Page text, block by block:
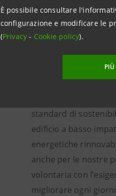
È possibile consultare
configurazione e modificare le
(Privacy- Cookie policy).
complessivamente
Supercentrale Esd
qualità a prezzi
Ora guarda al
all’apertura di 4
adeguare il format
Nel 2024
standard di
edificio a basso
energetiche
anche per le nostre
volontaria con
migliorare ogni